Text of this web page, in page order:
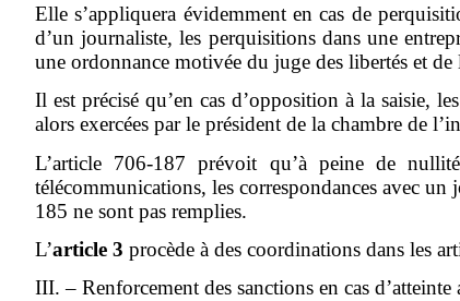
Elle s’appliquera évidemment en cas de
d’un journaliste, les perquisitions dans une
une ordonnance motivée du juge des libertés et
Il est précisé qu’en cas d’opposition à la saisie,
alors exercées par le président de la chambre de
L’article 706-187 prévoit qu’à peine de
télécommunications, les correspondances avec
185 ne sont pas remplies.
L’article 3 procède à des coordinations dans les
III. – Renforcement des sanctions en cas d’atteinte